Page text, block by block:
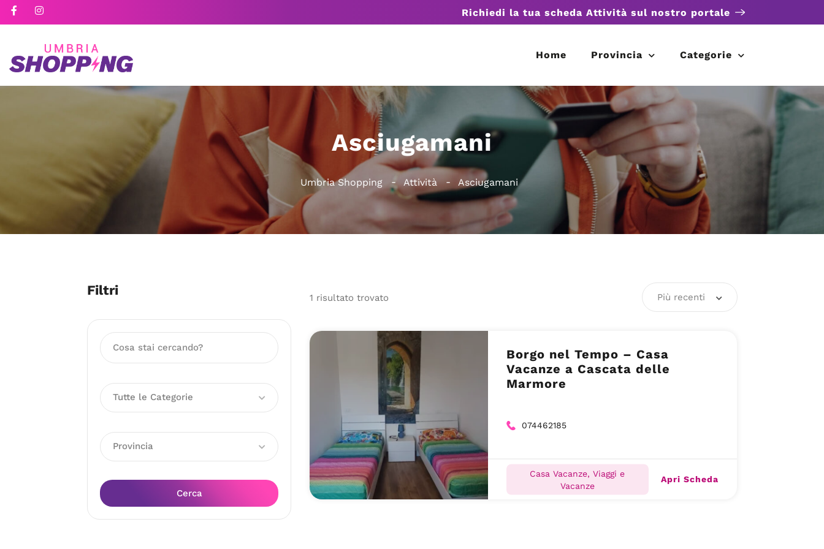
Richiedi la tua scheda Attività sul nostro portale
Home Provincia Categorie
Asciugamani
Umbria Shopping Attività Asciugamani
Filtri
Tutte le Categorie
Provincia
Cerca
1 risultato trovato Più recenti
Borgo nel Tempo – Casa
Vacanze a Cascata delle
Marmore
074462185
Casa Vacanze, Viaggi e
Vacanze
Apri Scheda